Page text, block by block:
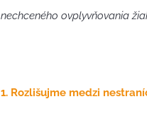
nechceného ovplyvňovania
1. Rozlišujme medzi